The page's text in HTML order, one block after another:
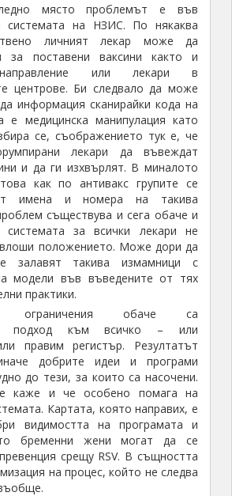
място проблемът е във
системата на НЗИС. По някаква
личният лекар може да
за поставени ваксини както и
или лекари в
центрове. Би следвало да може
информация сканирайки кода на
е медицинска манипулация като
се, съображението тук е, че
лекари да въвеждат
и да ги изхвърлят. В миналото
как по антивакс групите се
имена и номера на такива
съществува и сега обаче и
системата за всички лекари не
положението. Може дори да
залавят такива измамници с
модели във въведените от тях
практики.
ограничения обаче са
подход към всичко – или
правим регистър. Резултатът
добрите идеи и програми
до тези, за които са насочени.
каже и че особено помага на
Картата, която направих, е
видимостта на програмата и
бременни жени могат да се
срещу RSV. В същността
на процес, който не следва